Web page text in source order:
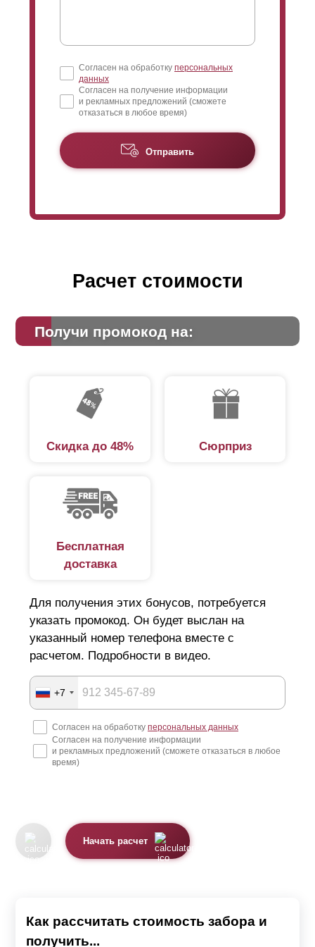
Согласен на обработку персональных
данных
Согласен на получение информации
и рекламных предложений (сможете
отказаться в любое время)
Отправить
Расчет стоимости
Получи промокод на:
Скидка до 48% Сюрприз
Бесплатная
доставка
Для получения этих бонусов, потребуется
указать промокод. Он будет выслан на
указанный номер телефона вместе с
расчетом. Подробности в видео.
+7
Согласен на обработку персональных данных
Согласен на получение информации
и рекламных предложений (сможете отказаться в любое
время)
Начать расчет
Как рассчитать стоимость забора и
получить...